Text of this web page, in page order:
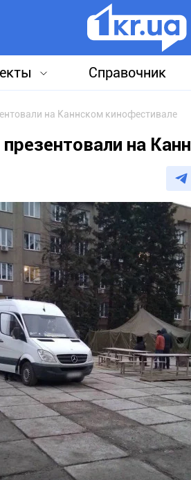
Справочник
на Каннском кинофестивале
на